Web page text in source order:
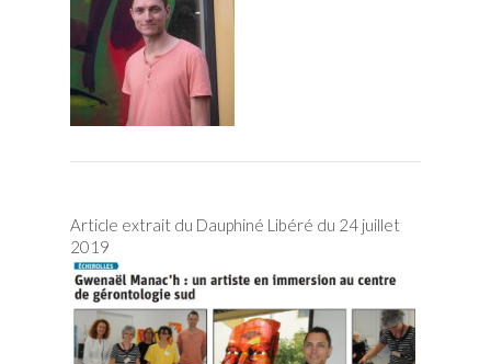
Article extrait du Dauphiné Libéré du 24 juillet
2019